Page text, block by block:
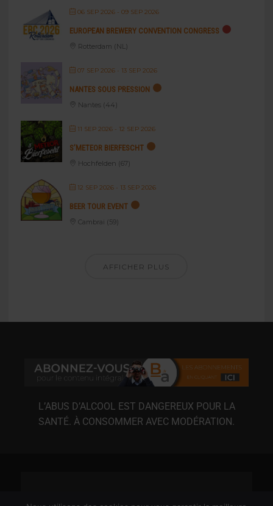
06 SEP 2026- 09 SEP 2026
EUROPEAN BREWERY CONVENTION CONGRESS
Rotterdam (NL)
07 SEP 2026- 13 SEP 2026
NANTES SOUS PRESSION
Nantes (44)
11 SEP 2026- 12 SEP 2026
S’METEOR BIERFESCHT
Hochfelden (67)
12 SEP 2026- 13 SEP 2026
BEER TOUR EVENT
Cambrai (59)
AFFICHER PLUS
L’ABUS D’ALCOOL EST DANGEREUX POUR LA
SANTÉ. À CONSOMMER AVEC MODÉRATION.